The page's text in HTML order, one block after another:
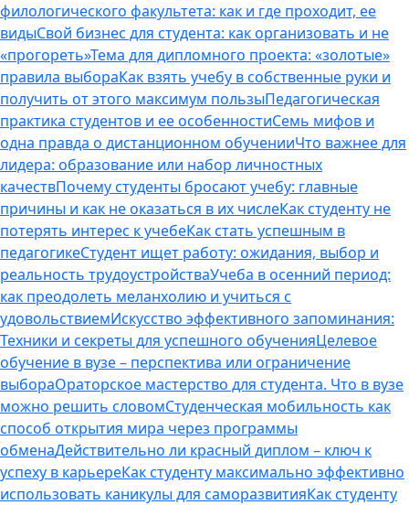
филологического факультета: как и где проходит, ее
видыСвой бизнес для студента: как организовать и не
«прогореть»Тема для дипломного проекта: «золотые»
правила выбораКак взять учебу в собственные руки и
получить от этого максимум пользыПедагогическая
практика студентов и ее особенностиСемь мифов и
одна правда о дистанционном обученииЧто важнее для
лидера: образование или набор личностных
качествПочему студенты бросают учебу: главные
причины и как не оказаться в их числеКак студенту не
потерять интерес к учебеКак стать успешным в
педагогикеСтудент ищет работу: ожидания, выбор и
реальность трудоустройстваУчеба в осенний период:
как преодолеть меланхолию и учиться с
удовольствиемИскусство эффективного запоминания:
Техники и секреты для успешного обученияЦелевое
обучение в вузе – перспектива или ограничение
выбораОраторское мастерство для студента. Что в вузе
можно решить словомСтуденческая мобильность как
способ открытия мира через программы
обменаДействительно ли красный диплом – ключ к
успеху в карьереКак студенту максимально эффективно
использовать каникулы для саморазвитияКак студенту